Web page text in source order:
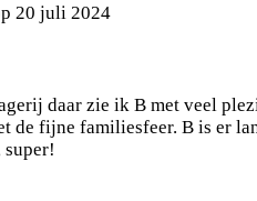
20 juli 2024
daar zie ik B met veel
de fijne familiesfeer. B is er